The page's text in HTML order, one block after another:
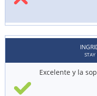
Excelente y la